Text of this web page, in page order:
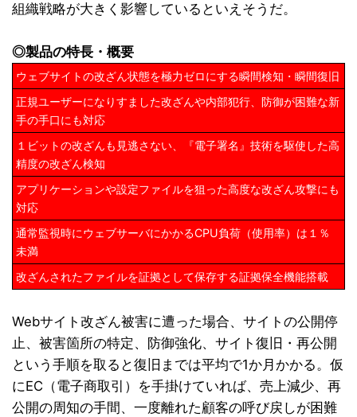
組織戦略が大きく影響しているといえそうだ。
◎製品の特長・概要
ウェブサイトの改ざん状態を極力ゼロにする瞬間検知・瞬間復旧
正規ユーザーになりすました改ざんや内部犯行、防御が困難な新
手の手口にも対応
１ビットの改ざんも見逃さない、『電子署名』技術を駆使した高
精度の改ざん検知
アプリケーションや設定ファイルを狙った高度な改ざん攻撃にも
対応
通常監視時にウェブサーバにかかるCPU負荷（使用率）は１％
未満
改ざんされたファイルを証拠として保存する証拠保全機能搭載
Webサイト改ざん被害に遭った場合、サイトの公開停
止、被害箇所の特定、防御強化、サイト復旧・再公開
という手順を取ると復旧までは平均で1か月かかる。仮
にEC（電子商取引）を手掛けていれば、売上減少、再
公開の周知の手間、一度離れた顧客の呼び戻しが困難